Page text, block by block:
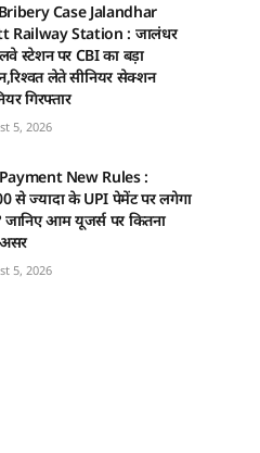
Case Jalandhar
Railway Station : जालंधर
स्टेशन पर CBI का बड़ा
लेते सीनियर सेक्शन
गिरफ्तार
5, 2026
New Rules :
से ज्यादा के UPI पेमेंट पर लगेगा
जानिए आम यूजर्स पर कितना
असर
5, 2026